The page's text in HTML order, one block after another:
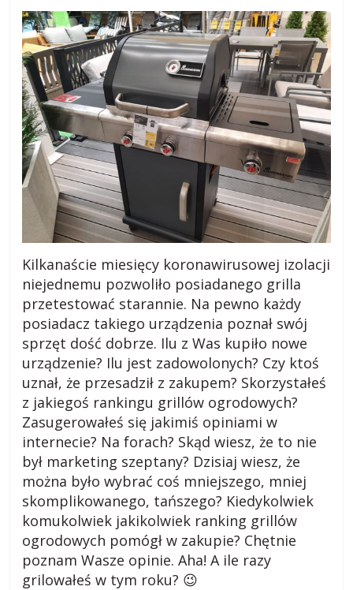
Kilkanaście miesięcy koronawirusowej izolacji
niejednemu pozwoliło posiadanego grilla
przetestować starannie. Na pewno każdy
posiadacz takiego urządzenia poznał swój
sprzęt dość dobrze. Ilu z Was kupiło nowe
urządzenie? Ilu jest zadowolonych? Czy ktoś
uznał, że przesadził z zakupem? Skorzystałeś
z jakiegoś rankingu grillów ogrodowych?
Zasugerowałeś się jakimiś opiniami w
internecie? Na forach? Skąd wiesz, że to nie
był marketing szeptany? Dzisiaj wiesz, że
można było wybrać coś mniejszego, mniej
skomplikowanego, tańszego? Kiedykolwiek
komukolwiek jakikolwiek ranking grillów
ogrodowych pomógł w zakupie? Chętnie
poznam Wasze opinie. Aha! A ile razy
grilowałeś w tym roku? 😉